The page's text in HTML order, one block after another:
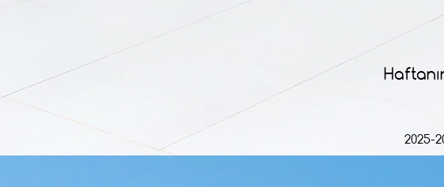
2025-